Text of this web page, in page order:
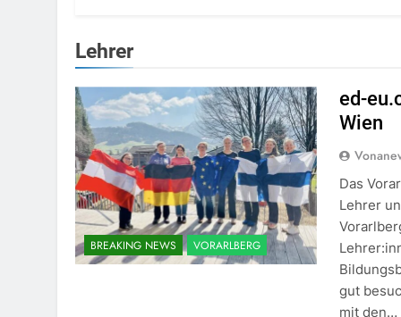
Lehrer
BREAKING NEWS VORARLBERG
ed-
Wien
Das
Lehrer
gut
mit den…